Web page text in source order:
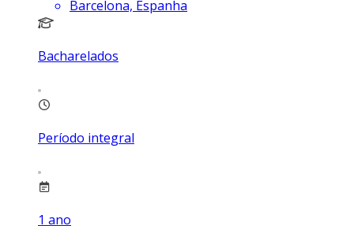
Barcelona, Espanha
Bacharelados
Período integral
1 ano